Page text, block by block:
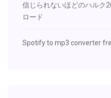
信じられないほどのハルク
ロード
Spotify to mp3 converter